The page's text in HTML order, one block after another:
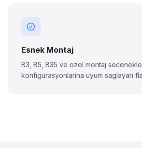
Esnek Montaj
B3, B5, B35 ve ozel montaj
konfigurasyonlarina uyum saglayan